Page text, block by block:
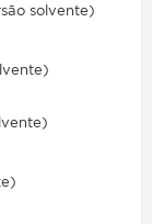
solvente)